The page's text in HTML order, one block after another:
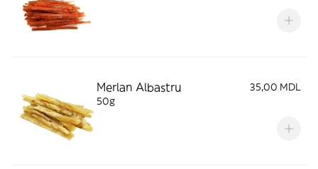
Merlan Albastru
35,00 MDL
50g